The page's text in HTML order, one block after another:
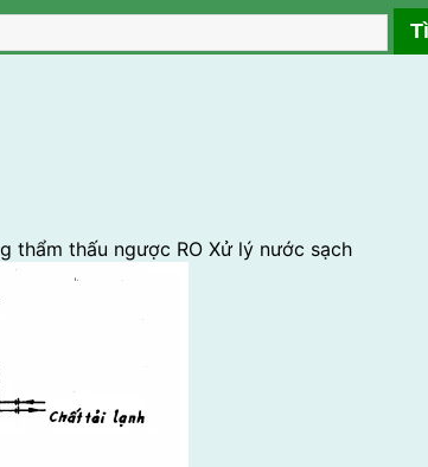
thẩm thấu ngược RO Xử lý nước sạch